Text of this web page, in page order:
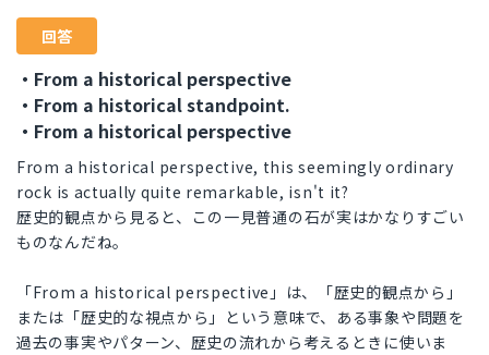
回答
・From a historical perspective
・From a historical standpoint.
・From a historical perspective
From a historical perspective, this seemingly ordinary
rock is actually quite remarkable, isn't it?
歴史的観点から見ると、この一見普通の石が実はかなりすごい
ものなんだね。
「From a historical perspective」は、「歴史的観点から」
または「歴史的な視点から」という意味で、ある事象や問題を
過去の事実やパターン、歴史の流れから考えるときに使いま